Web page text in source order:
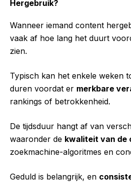
Hergebruik?
Wanneer iemand content
vaak af hoe lang het duurt
zien.
Typisch kan het enkele weken
duren voordat er merkbare
rankings of betrokkenheid.
De tijdsduur hangt af van
waaronder de kwaliteit van de
zoekmachine-algoritmes en
Geduld is belangrijk, en